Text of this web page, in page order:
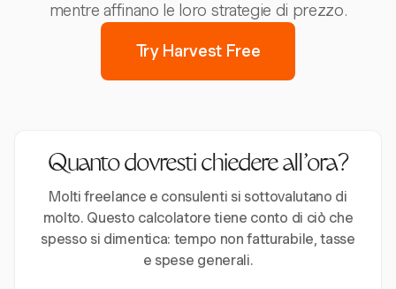
mentre affinano le loro strategie di prezzo.
Try Harvest Free
Quanto dovresti chiedere all’ora?
Molti freelance e consulenti si sottovalutano di
molto. Questo calcolatore tiene conto di ciò che
spesso si dimentica: tempo non fatturabile, tasse
e spese generali.